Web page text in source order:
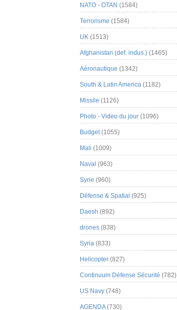
NATO - OTAN (1584)
Terrorisme (1584)
UK (1513)
Afghanistan (def. indus.) (1465)
Aéronautique (1342)
South & Latin America (1182)
Missile (1126)
Photo - Video du jour (1096)
Budget(1055)
Mali (1009)
Naval (963)
Syrie (960)
Défense & Spatial (925)
Daesh (892)
drones (838)
Syria (833)
Helicopter (827)
Continuum Défense Sécurité (782)
US Navy (748)
AGENDA(730)